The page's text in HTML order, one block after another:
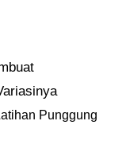
Punggung